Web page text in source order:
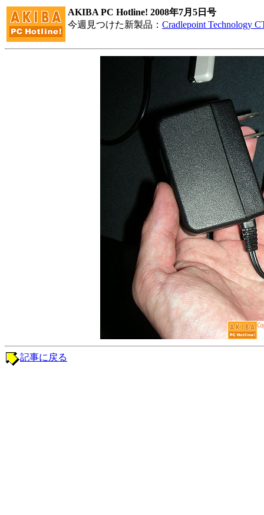
AKIBA PC Hotline! 2008年7月5日号
今週見つけた新製品： Cradlepoint Technology
記事に戻る